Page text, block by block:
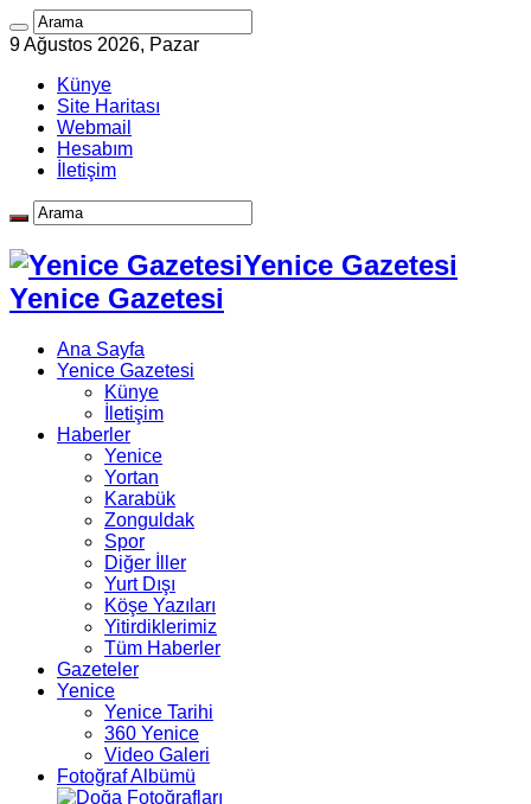
9 Ağustos 2026, Pazar
Künye
Site Haritası
Webmail
Hesabım
İletişim
Yenice Gazetesi
Yenice Gazetesi
Ana Sayfa
Yenice Gazetesi
Künye
İletişim
Haberler
Yenice
Yortan
Karabük
Zonguldak
Spor
Diğer İller
Yurt Dışı
Köşe Yazıları
Yitirdiklerimiz
Tüm Haberler
Gazeteler
Yenice
Yenice Tarihi
360 Yenice
Video Galeri
Fotoğraf Albümü